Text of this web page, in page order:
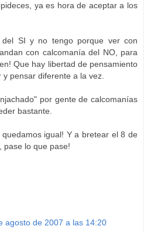
ya es hora de aceptar a los
del SI y no tengo porque ver con
con calcomanía del NO, para
Que hay libertad de pensamiento
pensar diferente a la vez.
por gente de calcomanías
bastante.
igual! Y a bretear el 8 de
pase lo que pase!
agosto de 2007 a las 14:20